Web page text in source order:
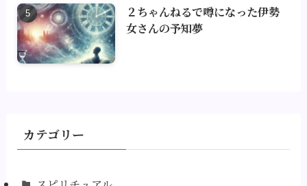
２ちゃんねるで噂になった伊勢
女さんの予知夢
カテゴリー